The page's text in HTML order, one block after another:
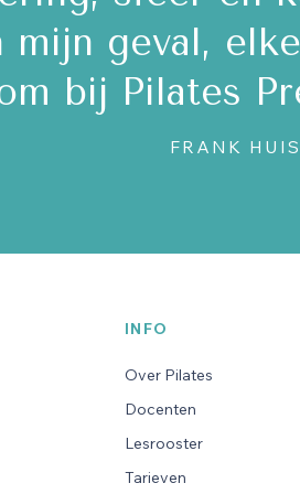
mijn geval,
bij Pilates
FRANK
INFO
Over Pilates
Docenten
Lesrooster
Tarieven